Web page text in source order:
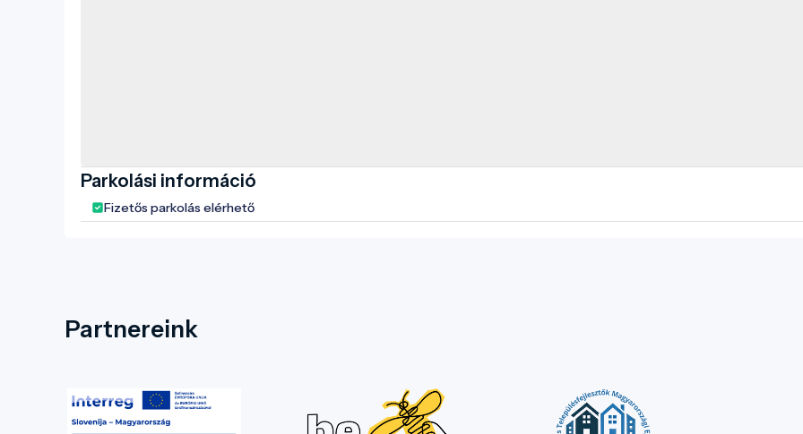
Parkolási információ
Fizetős parkolás elérhető
Partnereink